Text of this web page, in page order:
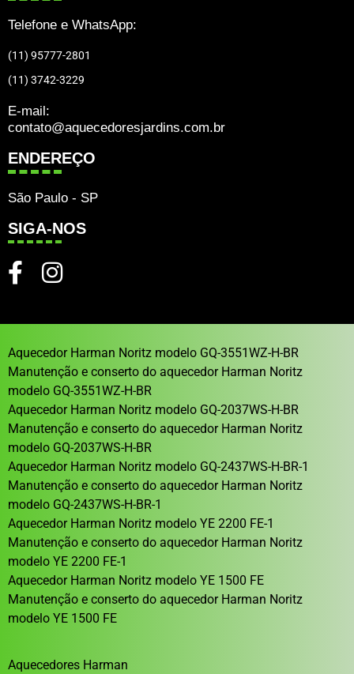
Telefone e WhatsApp:
(11) 95777-2801
(11) 3742-3229
E-mail:
contato@aquecedoresjardins.com.br
ENDEREÇO
São Paulo - SP
SIGA-NOS
Aquecedor Harman Noritz modelo GQ-3551WZ-H-BR
Manutenção e conserto do aquecedor Harman Noritz
modelo GQ-3551WZ-H-BR
Aquecedor Harman Noritz modelo GQ-2037WS-H-BR
Manutenção e conserto do aquecedor Harman Noritz
modelo GQ-2037WS-H-BR
Aquecedor Harman Noritz modelo GQ-2437WS-H-BR-1
Manutenção e conserto do aquecedor Harman Noritz
modelo GQ-2437WS-H-BR-1
Aquecedor Harman Noritz modelo YE 2200 FE-1
Manutenção e conserto do aquecedor Harman Noritz
modelo YE 2200 FE-1
Aquecedor Harman Noritz modelo YE 1500 FE
Manutenção e conserto do aquecedor Harman Noritz
modelo YE 1500 FE
Aquecedores Harman